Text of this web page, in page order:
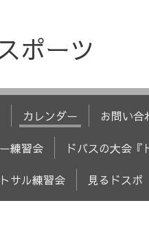
ポーツ
カレンダー お問い合
練習会 ドバスの大会『
サル練習会 見るドスポ